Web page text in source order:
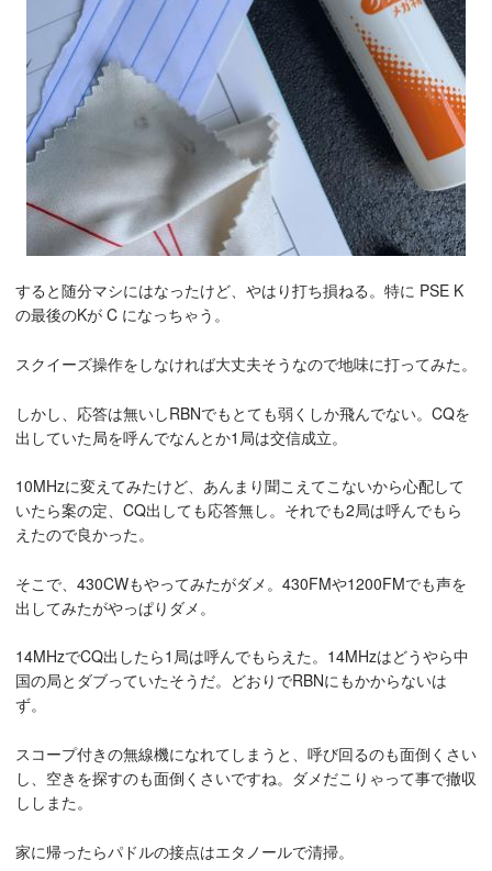
すると随分マシにはなったけど、やはり打ち損ねる。特に PSE K
の最後のKが C になっちゃう。
スクイーズ操作をしなければ大丈夫そうなので地味に打ってみた。
しかし、応答は無いしRBNでもとても弱くしか飛んでない。CQを
出していた局を呼んでなんとか1局は交信成立。
10MHzに変えてみたけど、あんまり聞こえてこないから心配して
いたら案の定、CQ出しても応答無し。それでも2局は呼んでもら
えたので良かった。
そこで、430CWもやってみたがダメ。430FMや1200FMでも声を
出してみたがやっぱりダメ。
14MHzでCQ出したら1局は呼んでもらえた。14MHzはどうやら中
国の局とダブっていたそうだ。どおりでRBNにもかからないは
ず。
スコープ付きの無線機になれてしまうと、呼び回るのも面倒くさい
し、空きを探すのも面倒くさいですね。ダメだこりゃって事で撤収
ししまた。
家に帰ったらパドルの接点はエタノールで清掃。